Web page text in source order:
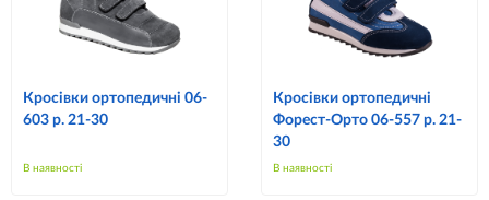
Кросівки ортопедичні 06-
603 р. 21-30
В наявності
Кросівки ортопедичні
Форест-Орто 06-557 р. 21-
30
В наявності